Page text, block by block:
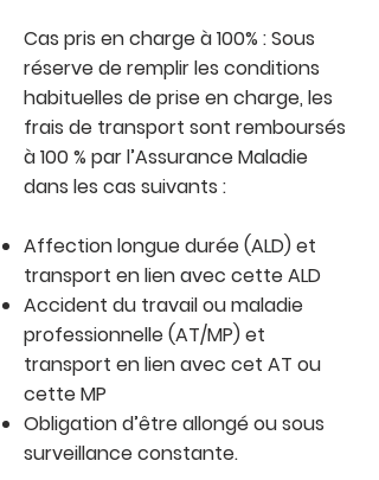
Cas pris en charge à 100% : Sous
réserve de remplir les conditions
habituelles de prise en charge, les
frais de transport sont remboursés
à 100 % par l’Assurance Maladie
dans les cas suivants :
Affection longue durée (ALD) et
transport en lien avec cette ALD
Accident du travail ou maladie
professionnelle (AT/MP) et
transport en lien avec cet AT ou
cette MP
Obligation d’être allongé ou sous
surveillance constante.